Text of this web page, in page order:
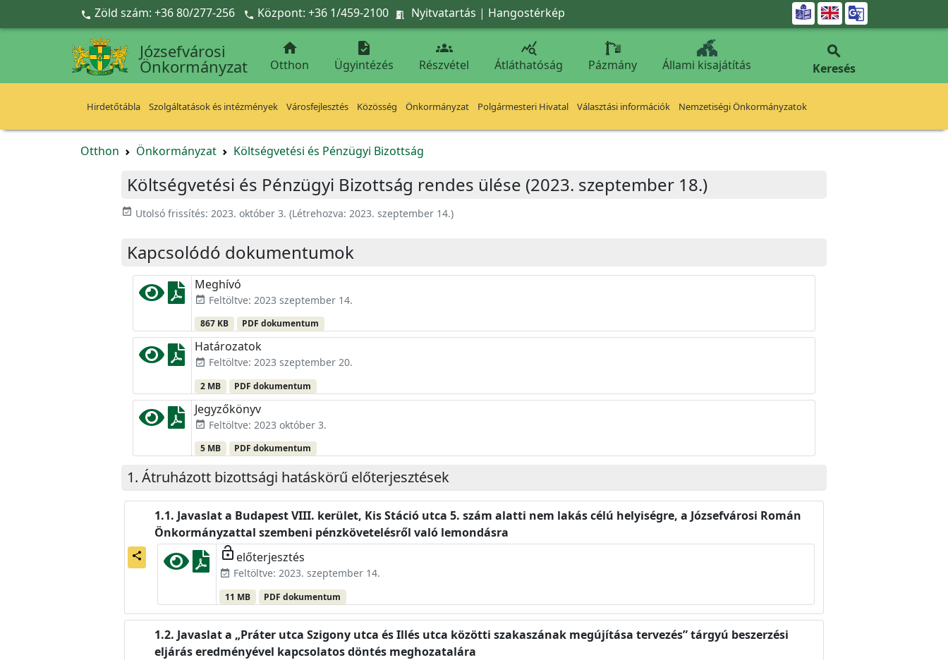
Ugrás a fő tartalomra
 Zöld szám: +36 80/277-256  Központ: +36 1/459-2100  Nyitvatartás | Hangostérkép 
Józsefvárosi
Önkormányzat

Otthon

Ügyintézés

Részvétel

Átláthatóság Pázmány Állami kisajátítás

Keresés
Hirdetőtábla Szolgáltatások és intézmények Városfejlesztés Közösség Önkormányzat Polgármesteri Hivatal Választási információk Nemzetiségi Önkormányzatok
Otthon Önkormányzat Költségvetési és Pénzügyi Bizottság
Költségvetési és Pénzügyi Bizottság rendes ülése (2023. szeptember 18.)
event_available Utolsó frissítés: 2023. október 3. (Létrehozva: 2023. szeptember 14.)
Kapcsolódó dokumentumok
Meghívó
event_available Feltöltve: 2023 szeptember 14.
867 KB PDF dokumentum
Határozatok
event_available Feltöltve: 2023 szeptember 20.
2 MB PDF dokumentum
Jegyzőkönyv
event_available Feltöltve: 2023 október 3.
5 MB PDF dokumentum
Átruházott bizottsági hatáskörű előterjesztések
share
Javaslat a Budapest VIII. kerület, Kis Stáció utca 5. szám alatti nem lakás célú helyiségre, a Józsefvárosi Román
Önkormányzattal szembeni pénzkövetelésről való lemondásra
lock_open előterjesztés
event_available Feltöltve: 2023. szeptember 14.
11 MB PDF dokumentum
Javaslat a „Práter utca Szigony utca és Illés utca közötti szakaszának megújítása tervezés” tárgyú beszerzési
eljárás eredményével kapcsolatos döntés meghozatalára